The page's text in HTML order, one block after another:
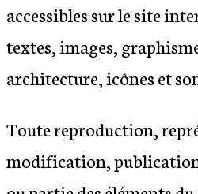
accessibles sur le site
textes, images,
architecture, icônes et
Toute reproduction,
modification,